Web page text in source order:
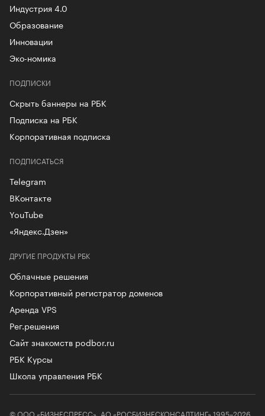
Индустрия 4.0
Образование
Инновации
Эко-номика
ПОДПИСКИ
Скрыть баннеры на РБК
Подписка на РБК
Корпоративная подписка
ДРУГИЕ ПРОДУКТЫ РБК
Облачные решения
Корпоративный регистратор доменов
Аренда VPS
Рег.решения
Сайт знакомств podbor.ru
РБК Курсы
Школа управления РБК
ПОДПИСАТЬСЯ
Telegram
ВКонтакте
YouTube
«Яндекс.Дзен»
© ООО «БИЗНЕСПРЕСС», АО «РОСБИЗНЕСКОНСАЛТИНГ» 1995–2026